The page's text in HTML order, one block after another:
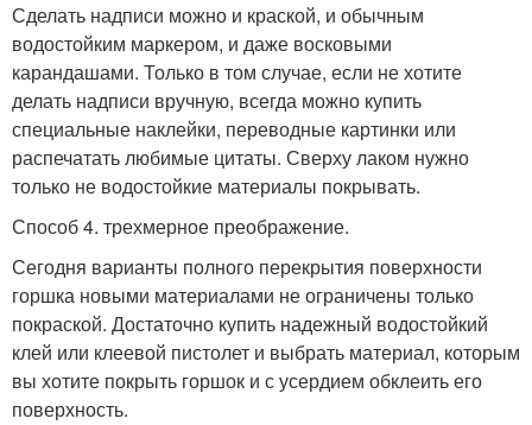
Сделать надписи можно и краской, и обычным
водостойким маркером, и даже восковыми
карандашами. Только в том случае, если не хотите
делать надписи вручную, всегда можно купить
специальные наклейки, переводные картинки или
распечатать любимые цитаты. Сверху лаком нужно
только не водостойкие материалы покрывать.
Способ 4. трехмерное преображение.
Сегодня варианты полного перекрытия поверхности
горшка новыми материалами не ограничены только
покраской. Достаточно купить надежный водостойкий
клей или клеевой пистолет и выбрать материал, которым
вы хотите покрыть горшок и с усердием обклеить его
поверхность.